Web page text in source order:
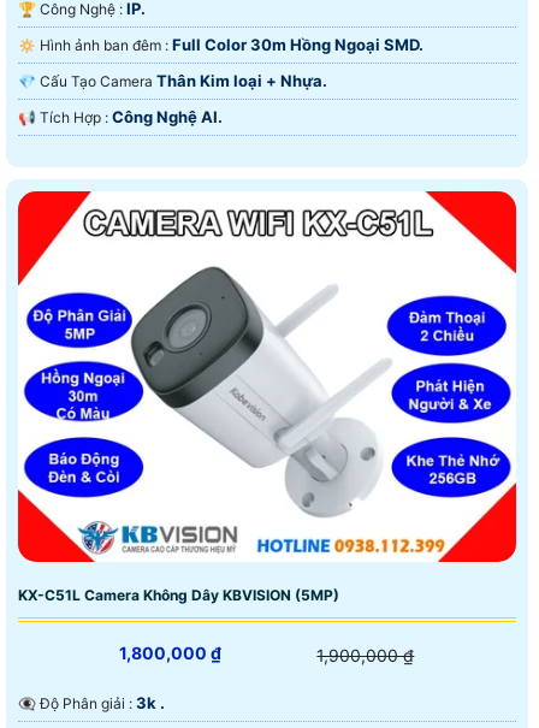
🏆 Công Nghệ : IP.
🔅 Hình ảnh ban đêm : Full Color 30m Hồng Ngoại SMD.
💎 Cấu Tạo Camera Thân Kim loại + Nhựa.
️📢 Tích Hợp : Công Nghệ AI.
KX-C51L Camera Không Dây KBVISION (5MP)
1,800,000 ₫ 1,900,000 ₫
👁️‍🗨 Độ Phân giải : 3k .